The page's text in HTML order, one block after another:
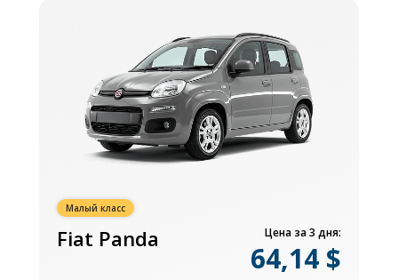
Малый класс
Fiat Panda Цена за 3 дня:
64,14 $